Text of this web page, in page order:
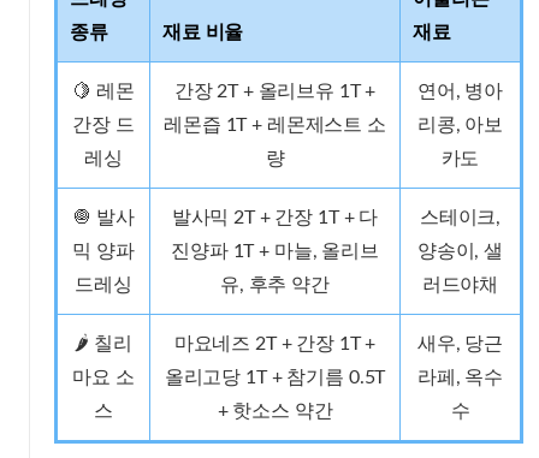
종류
재료 비율
재료
🍋 레몬
간장 드
레싱
간장 2T + 올리브유 1T +
레몬즙 1T + 레몬제스트 소
량
연어, 병아
리콩, 아보
카도
🧅 발사
믹 양파
드레싱
발사믹 2T + 간장 1T + 다
진양파 1T + 마늘, 올리브
유, 후추 약간
스테이크,
양송이, 샐
러드야채
🌶️ 칠리
마요 소
스
마요네즈 2T + 간장 1T +
올리고당 1T + 참기름 0.5T
+ 핫소스 약간
새우, 당근
라페, 옥수
수